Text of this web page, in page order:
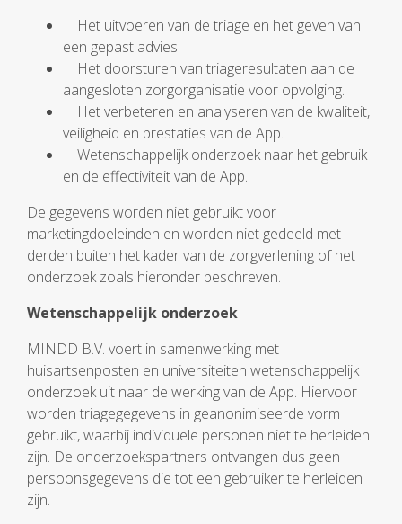
Het uitvoeren van de triage en het geven van
een gepast advies.
Het doorsturen van triageresultaten aan de
aangesloten zorgorganisatie voor opvolging.
Het verbeteren en analyseren van de kwaliteit,
veiligheid en prestaties van de App.
Wetenschappelijk onderzoek naar het gebruik
en de effectiviteit van de App.
De gegevens worden niet gebruikt voor
marketingdoeleinden en worden niet gedeeld met
derden buiten het kader van de zorgverlening of het
onderzoek zoals hieronder beschreven.
Wetenschappelijk onderzoek
MINDD B.V. voert in samenwerking met
huisartsenposten en universiteiten wetenschappelijk
onderzoek uit naar de werking van de App. Hiervoor
worden triagegegevens in geanonimiseerde vorm
gebruikt, waarbij individuele personen niet te herleiden
zijn. De onderzoekspartners ontvangen dus geen
persoonsgegevens die tot een gebruiker te herleiden
zijn.